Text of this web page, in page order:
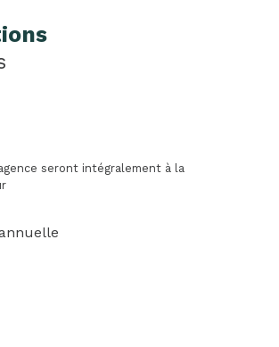
seront intégralement à la